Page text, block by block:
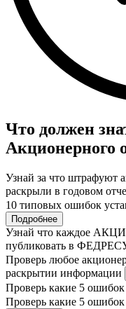
Что должен
Акционерного
Узнай за что штрафуют
раскрыли в годовом
10 типовых ошибок
Подробнее
Узнай что каждое
публиковать в
Проверь любое
раскрытии информации
Проверь какие 5
Проверь какие 5